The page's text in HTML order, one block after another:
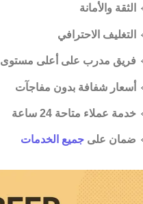
الثقة والأمانة
التغليف الاحترافي
فريق مدرب على أعلى مستوى
أسعار شفافة بدون مفاجآت
خدمة عملاء متاحة 24 ساعة
ضمان على جميع الخدمات